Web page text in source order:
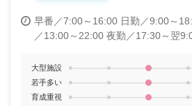
早番／7:00～16:00 日勤／9:00～
／13:00～22:00 夜勤／17:30～翌
大型施設
若手多い
育成重視